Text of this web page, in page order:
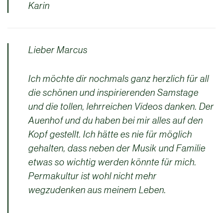
Karin
Lieber Marcus
Ich möchte dir nochmals ganz herzlich für all
die schönen und inspirierenden Samstage
und die tollen, lehrreichen Videos danken. Der
Auenhof und du haben bei mir alles auf den
Kopf gestellt. Ich hätte es nie für möglich
gehalten, dass neben der Musik und Familie
etwas so wichtig werden könnte für mich.
Permakultur ist wohl nicht mehr
wegzudenken aus meinem Leben.